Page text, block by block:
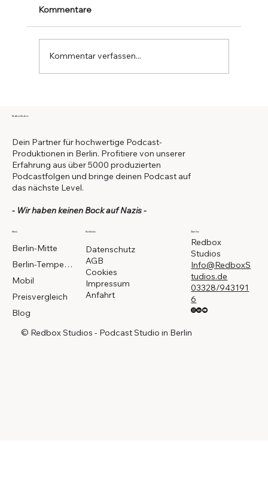
Redbox Studios
Dein Partner für hochwertige Podcast-
Produktionen in Berlin. Profitiere von unserer
Erfahrung aus über 5000 produzierten
Podcastfolgen und bringe deinen Podcast auf
das nächste Level.
- Wir haben keinen Bock auf Nazis -
Menü
Berlin-Mitte
Berlin-Tempelhof
Mobil
Preisvergleich
Blog
Richtlinien
Datenschutz
AGB
Cookies
Impressum
Anfahrt
Über Uns
Redbox
Studios
Info@RedboxS
tudios.de
03328/943191
6
© Redbox Studios - Podcast Studio in Berlin
Kommentare
Kommentar verfassen...